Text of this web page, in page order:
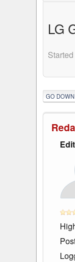
LG
GO DOWN